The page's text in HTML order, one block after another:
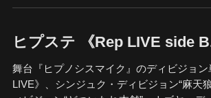
ヒプステ 《Rep LIVE side
舞台『ヒプノシスマイク』のディビジョ
LIVE》、シンジュク・ディビジョン“麻天